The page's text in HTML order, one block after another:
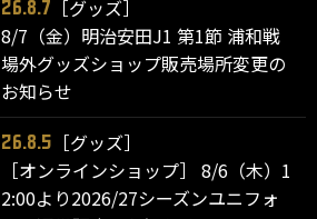
26.8.7
［グッズ］
8/7（金）明治安田J1 第1節 浦和戦
場外グッズショップ販売場所変更の
お知らせ
26.8.5
［グッズ］
［オンラインショップ］ 8/6（木）1
2:00より2026/27シーズンユニフォ